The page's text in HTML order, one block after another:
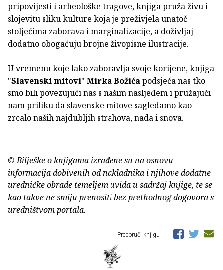
pripovijesti i arheološke tragove, knjiga pruža živu i
slojevitu sliku kulture koja je preživjela unatoč
stoljećima zaborava i marginalizacije, a doživljaj
dodatno obogaćuju brojne živopisne ilustracije.
U vremenu koje lako zaboravlja svoje korijene, knjiga
"Slavenski mitovi" Mirka Božićapodsjeća nas tko
smo bili povezujući nas s našim nasljeđem i pružajući
nam priliku da slavenske mitove sagledamo kao
zrcalo naših najdubljih strahova, nada i snova.
© Bilješke o knjigama izrađene su na osnovu
informacija dobivenih od nakladnika i njihove dodatne
uredničke obrade temeljem uvida u sadržaj knjige, te se
kao takve ne smiju prenositi bez prethodnog dogovora s
uredništvom portala.
Preporuči knjigu